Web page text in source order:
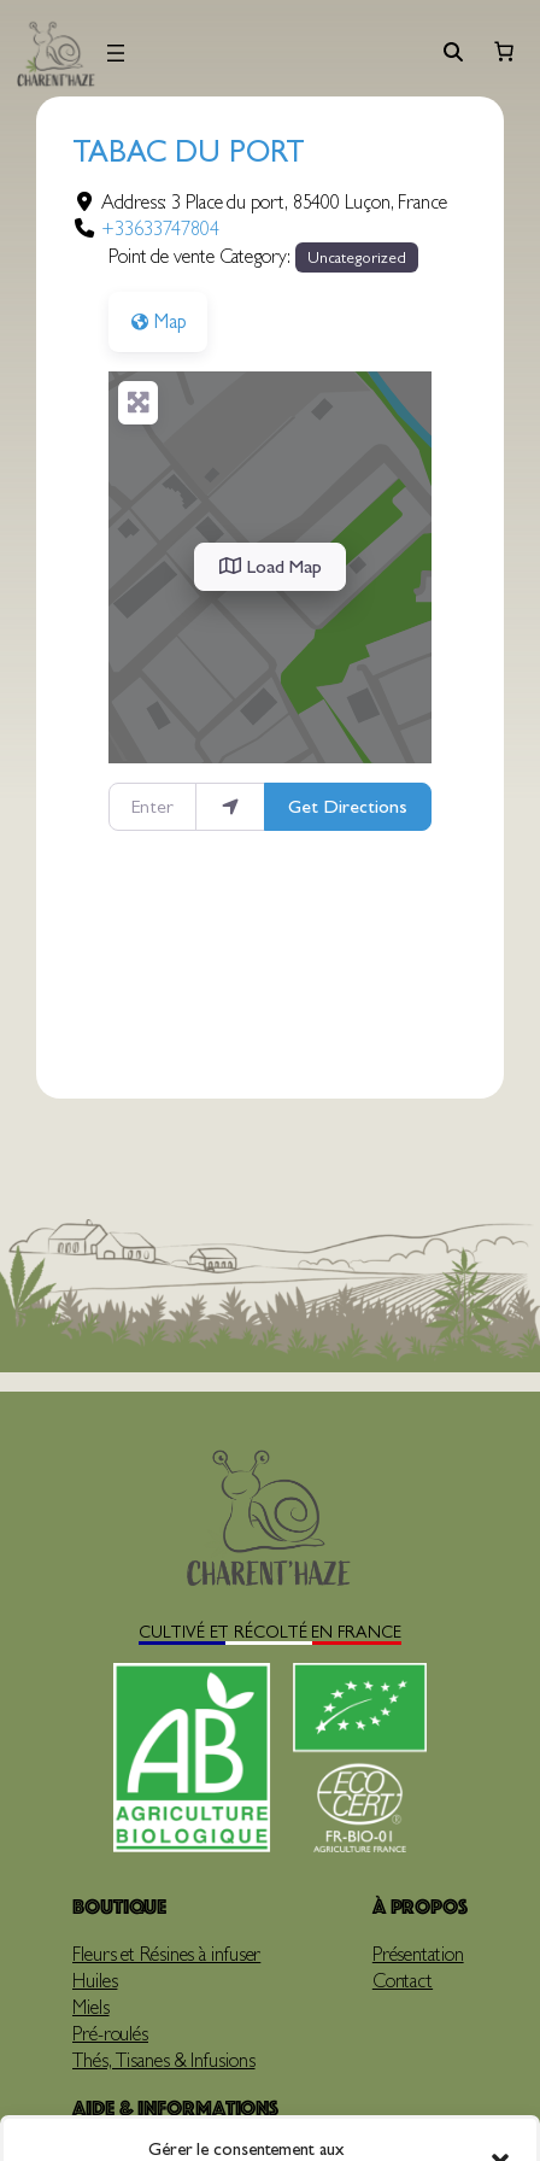
Gérer le consentement aux
contenu
TABAC DU PORT
Address: 3 Place du port, 85400 Luçon, France
+33633747804
Point de vente Category:
Uncategorized
Map
Load Map
Enter your location
Get Directions
CULTIVÉ ET RÉCOLTÉ EN FRANCE
Boutique
Fleurs et Résines à infuser
Huiles
Miels
Pré-roulés
Thés, Tisanes & Infusions
À propos
Présentation
Contact
Aide & Informations